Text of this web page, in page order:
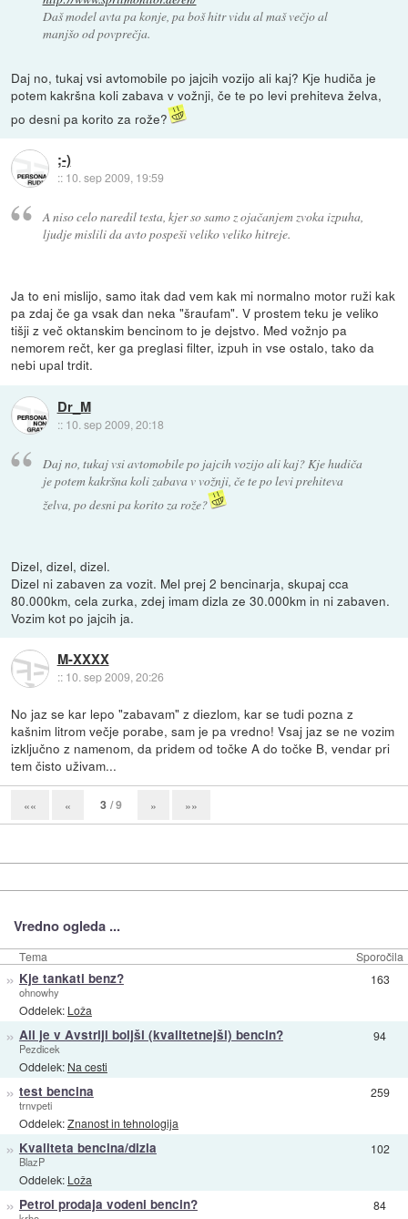
Daš model avta pa konje, pa boš hitr vidu al maš večjo al
manjšo od povprečja.
Daj no, tukaj vsi avtomobile po jajcih vozijo ali kaj? Kje hudiča je
potem kakršna koli zabava v vožnji, če te po levi prehiteva želva,
po desni pa korito za rože?
;-)
:: 10. sep 2009, 19:59
A niso celo naredil testa, kjer so samo z ojačanjem zvoka izpuha,
ljudje mislili da avto pospeši veliko veliko hitreje.
Ja to eni mislijo, samo itak dad vem kak mi normalno motor ruži kak
pa zdaj če ga vsak dan neka "šraufam". V prostem teku je veliko
tišji z več oktanskim bencinom to je dejstvo. Med vožnjo pa
nemorem rečt, ker ga preglasi filter, izpuh in vse ostalo, tako da
nebi upal trdit.
Dr_M
:: 10. sep 2009, 20:18
Daj no, tukaj vsi avtomobile po jajcih vozijo ali kaj? Kje hudiča
je potem kakršna koli zabava v vožnji, če te po levi prehiteva
želva, po desni pa korito za rože?
Dizel, dizel, dizel.
Dizel ni zabaven za vozit. Mel prej 2 bencinarja, skupaj cca
80.000km, cela zurka, zdej imam dizla ze 30.000km in ni zabaven.
Vozim kot po jajcih ja.
M-XXXX
:: 10. sep 2009, 20:26
No jaz se kar lepo "zabavam" z diezlom, kar se tudi pozna z
kašnim litrom večje porabe, sam je pa vredno! Vsaj jaz se ne vozim
izključno z namenom, da pridem od točke A do točke B, vendar pri
tem čisto uživam...
«« « 3 / 9 » »»
Vredno ogleda ...
Tema Sporočila
» Kje tankati benz?
ohnowhy
Oddelek: Loža
163
» Ali je v Avstriji boljši (kvalitetnejši) bencin?
Pezdicek
Oddelek: Na cesti
94
» test bencina
trnvpeti
Oddelek:Znanost in tehnologija
259
» Kvaliteta bencina/dizla
BlazP
Oddelek: Loža
102
» Petrol prodaja vodeni bencin? 84